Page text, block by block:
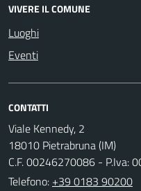
VIVERE IL COMUNE
Luoghi
Eventi
CONTATTI
Viale Kennedy, 2
18010 Pietrabruna (IM)
C.F. 00246270086 - P.Iva:
Telefono: +39 0183 90200